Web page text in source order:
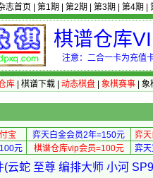
志首页 第1期 第2期 第3期 第4期
棋谱仓库
注意：二合一卡为充值
库| 棋谱下载| 动态棋盘| 象棋赛事| 象
宝 弈天白金会员2年=150元
弈
元
棋谱仓库vip会员=100元 弈
(云蛇 至尊 编排大师 小河